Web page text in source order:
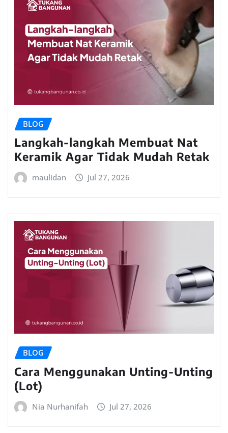
BLOG
Langkah-langkah Membuat Nat
Keramik Agar Tidak Mudah Retak
maulidan Jul 27, 2026
BLOG
Cara Menggunakan Unting-Unting
(Lot)
Nia Nurhanifah Jul 27, 2026